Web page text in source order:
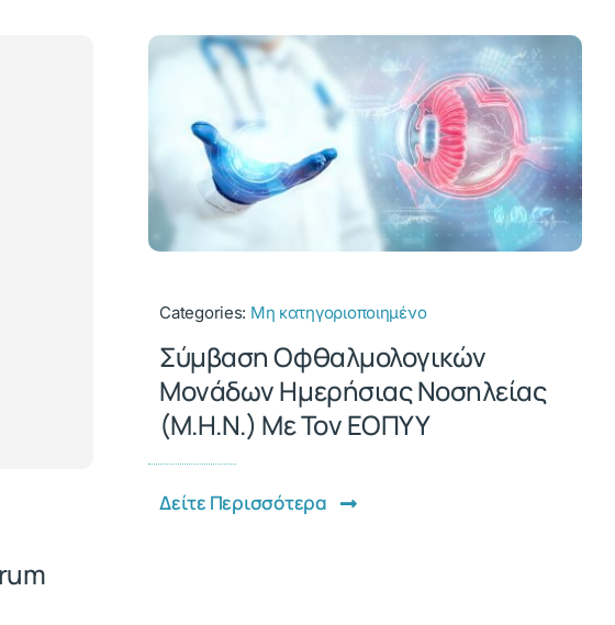
Categories: Μη κατηγοριοποιημένο
Σύμβαση Οφθαλμολογικών
Μονάδων Ημερήσιας Νοσηλείας
(Μ.Η.Ν.) Με Τον ΕΟΠΥΥ
Δείτε Περισσότερα